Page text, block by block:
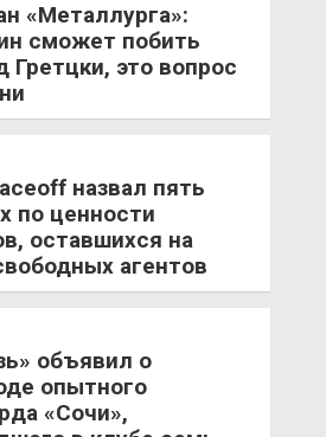
«Металлурга»:
сможет побить
Гретцки, это вопрос
назвал пять
по ценности
оставшихся на
агентов
объявил о
опытного
«Сочи»,